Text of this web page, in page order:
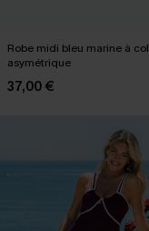
Robe midi bleu marine à col
asymétrique
37,00 €